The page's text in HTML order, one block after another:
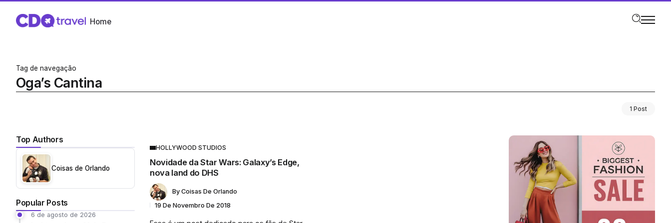
Home
Tag de navegação
Oga’s Cantina
1 Post
Top Authors
Coisas de Orlando
Popular Posts
6 de agosto de 2026
HOLLYWOOD STUDIOS
Novidade da Star Wars: Galaxy’s Edge,
nova land do DHS
By Coisas De Orlando
19 De Novembro De 2018